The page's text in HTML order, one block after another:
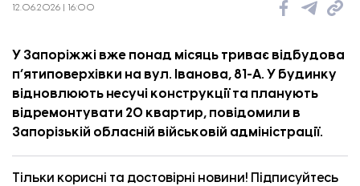
Про нас
12.06.2026 | 16:00
У Запоріжжі вже понад місяць триває відбудова
п’ятиповерхівки на вул. Іванова, 81-А. У будинку
відновлюють несучі конструкції та планують
відремонтувати 20 квартир, повідомили в
Запорізькій обласній військовій адміністрації.
Тільки корисні та достовірні новини! Підписуйтесь